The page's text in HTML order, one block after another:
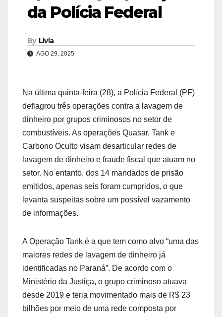
da Polícia Federal
By Livia
AGO 29, 2025
Na última quinta-feira (28), a Polícia Federal (PF)
deflagrou três operações contra a lavagem de
dinheiro por grupos criminosos no setor de
combustíveis. As operações Quasar, Tank e
Carbono Oculto visam desarticular redes de
lavagem de dinheiro e fraude fiscal que atuam no
setor. No entanto, dos 14 mandados de prisão
emitidos, apenas seis foram cumpridos, o que
levanta suspeitas sobre um possível vazamento
de informações.
A Operação Tank é a que tem como alvo “uma das
maiores redes de lavagem de dinheiro já
identificadas no Paraná”. De acordo com o
Ministério da Justiça, o grupo criminoso atuava
desde 2019 e teria movimentado mais de R$ 23
bilhões por meio de uma rede composta por